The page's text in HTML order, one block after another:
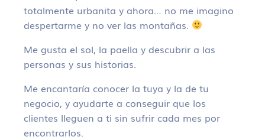
totalmente urbanita y ahora… no me imagino
despertarme y no ver las montañas.
Me gusta el sol, la paella y descubrir a las
personas y sus historias.
Me encantaría conocer la tuya y la de tu
negocio, y ayudarte a conseguir que los
clientes lleguen a ti sin sufrir cada mes por
encontrarlos.